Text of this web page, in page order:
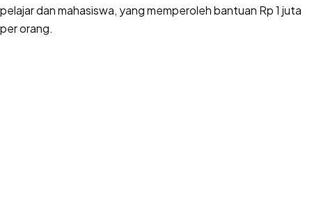
pelajar dan mahasiswa, yang memperoleh bantuan Rp 1 juta
per orang.